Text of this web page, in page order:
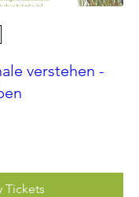
verstehen -
Tickets